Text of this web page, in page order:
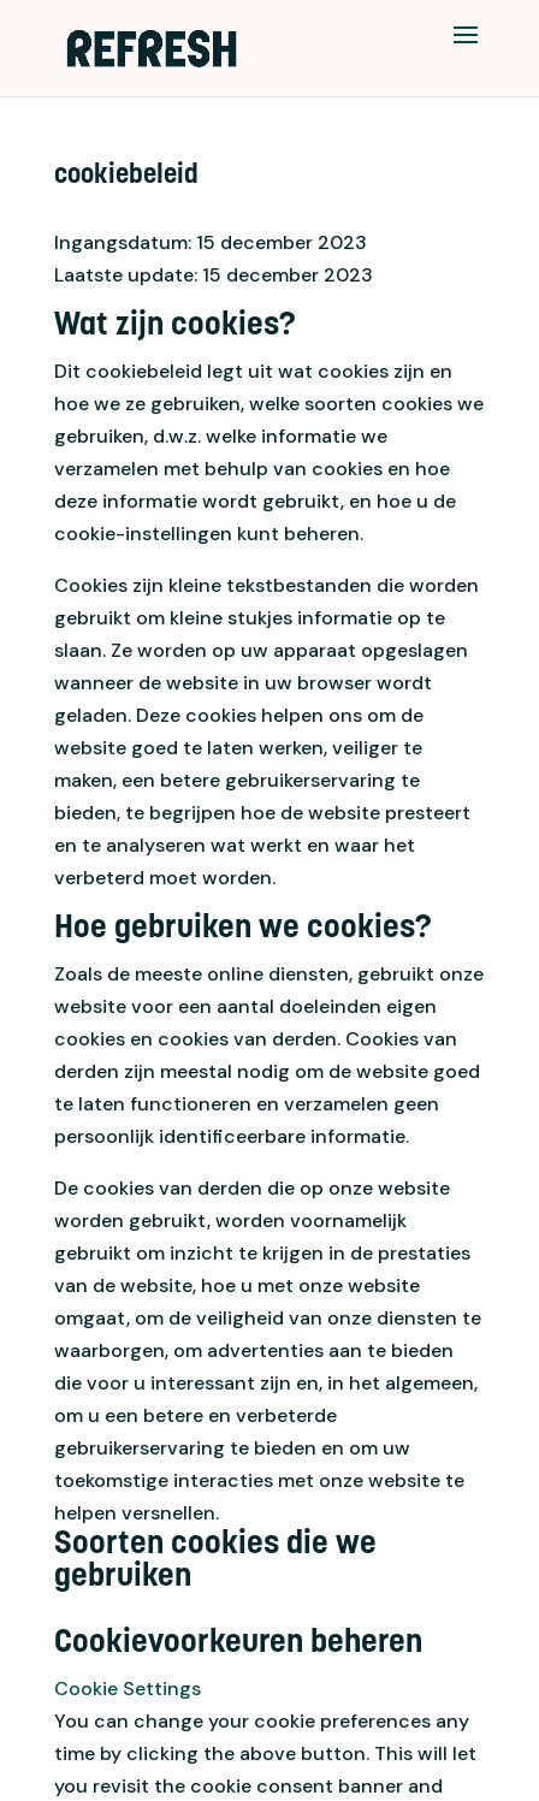
cookiebeleid
Ingangsdatum: 15 december 2023
Laatste update: 15 december 2023
Wat zijn cookies?
Dit cookiebeleid legt uit wat cookies zijn en
hoe we ze gebruiken, welke soorten cookies we
gebruiken, d.w.z. welke informatie we
verzamelen met behulp van cookies en hoe
deze informatie wordt gebruikt, en hoe u de
cookie-instellingen kunt beheren.
Cookies zijn kleine tekstbestanden die worden
gebruikt om kleine stukjes informatie op te
slaan. Ze worden op uw apparaat opgeslagen
wanneer de website in uw browser wordt
geladen. Deze cookies helpen ons om de
website goed te laten werken, veiliger te
maken, een betere gebruikerservaring te
bieden, te begrijpen hoe de website presteert
en te analyseren wat werkt en waar het
verbeterd moet worden.
Hoe gebruiken we cookies?
Zoals de meeste online diensten, gebruikt onze
website voor een aantal doeleinden eigen
cookies en cookies van derden. Cookies van
derden zijn meestal nodig om de website goed
te laten functioneren en verzamelen geen
persoonlijk identificeerbare informatie.
De cookies van derden die op onze website
worden gebruikt, worden voornamelijk
gebruikt om inzicht te krijgen in de prestaties
van de website, hoe u met onze website
omgaat, om de veiligheid van onze diensten te
waarborgen, om advertenties aan te bieden
die voor u interessant zijn en, in het algemeen,
om u een betere en verbeterde
gebruikerservaring te bieden en om uw
toekomstige interacties met onze website te
helpen versnellen.
Soorten cookies die we
gebruiken
Cookievoorkeuren beheren
Cookie Settings
You can change your cookie preferences any
time by clicking the above button. This will let
you revisit the cookie consent banner and